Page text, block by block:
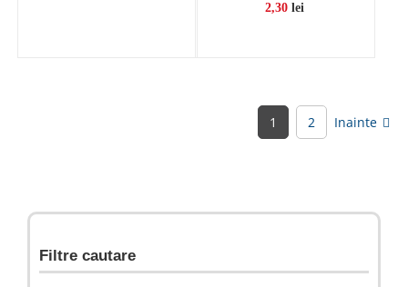
2,30lei
1 2 Inainte
Filtre cautare